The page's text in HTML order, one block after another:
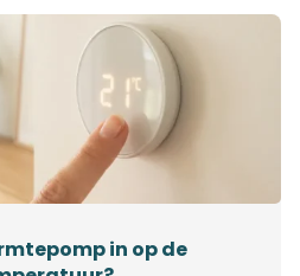
in op de